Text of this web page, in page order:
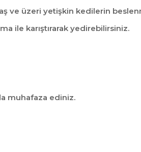
ve üzeri yetişkin kedilerin
ile karıştırarak yedirebilirsiniz.
muhafaza ediniz.